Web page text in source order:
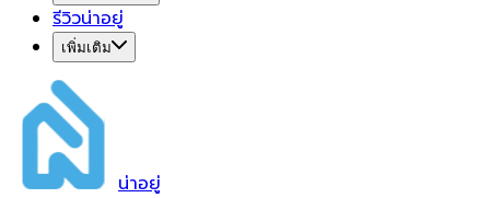
รีวิวน่าอยู่
เพิ่มเติม
น่าอยู่